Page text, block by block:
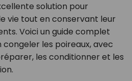
solution pour
vie tout en conservant leur
Voici un guide complet
les poireaux, avec
les conditionner et les